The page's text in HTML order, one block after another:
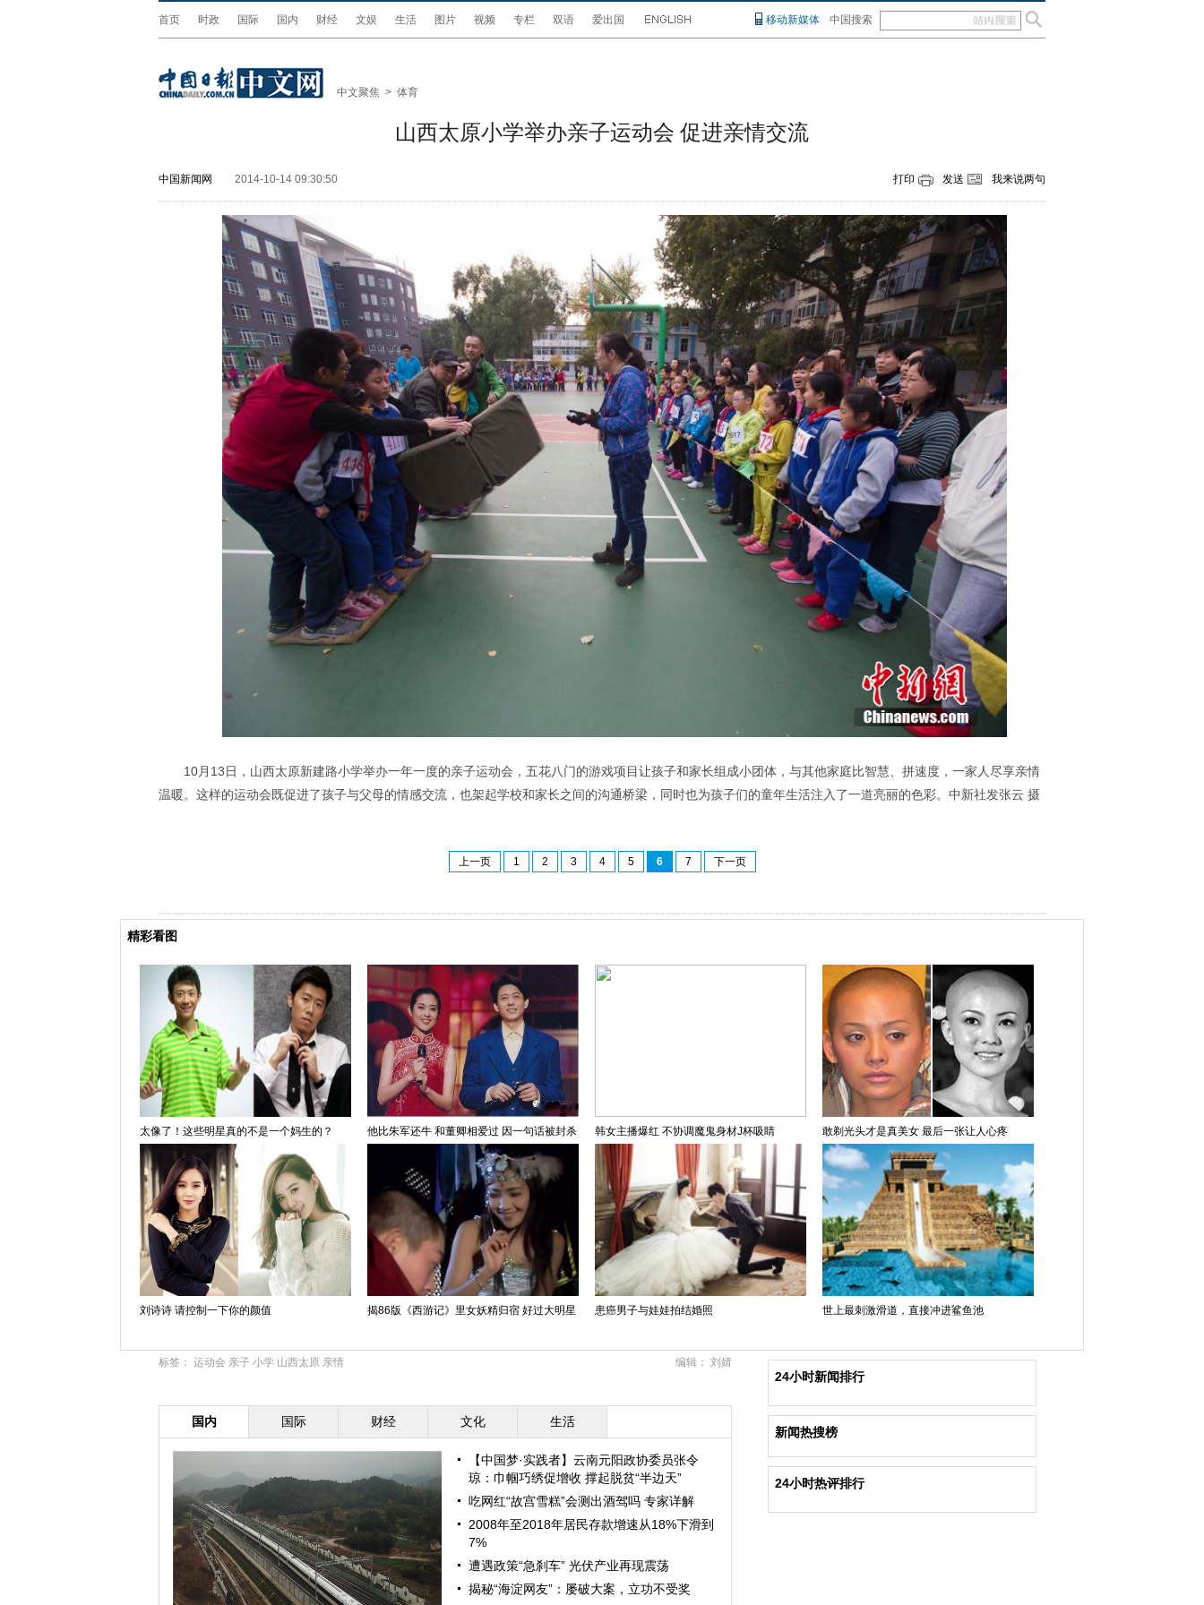
首页 时政 国际 国内 财经 文娱 生活 图片 视频 专栏 双语 爱出国 移动新媒体 中国搜索
中文聚焦 > 体育
山西太原小学举办亲子运动会 促进亲情交流
中国新闻网 2014-10-14 09:30:50 打印 发送 我来说两句
10月13日，山西太原新建路小学举办一年一度的亲子运动会，五花八门的游戏项目让孩子和家长组成小团体，与其他家庭比智慧、拼速度，一家人尽享亲情
温暖。这样的运动会既促进了孩子与父母的情感交流，也架起学校和家长之间的沟通桥梁，同时也为孩子们的童年生活注入了一道亮丽的色彩。中新社发张云 摄
上一页 1 2 3 4 5 6 7 下一页
精彩看图
太像了！这些明星真的不是一个妈生的？ 他比朱军还牛 和董卿相爱过 因一句话被封杀 韩女主播爆红 不协调魔鬼身材J杯吸睛 敢剃光头才是真美女 最后一张让人心疼
刘诗诗 请控制一下你的颜值 揭86版《西游记》里女妖精归宿 好过大明星 患癌男子与娃娃拍结婚照 世上最刺激滑道，直接冲进鲨鱼池
编辑： 刘婧
标签： 运动会 亲子 小学 山西太原 亲情
国内 国际 财经 文化 生活
【中国梦·实践者】云南元阳政协委员张令
琼：巾帼巧绣促增收 撑起脱贫“半边天”
吃网红“故宫雪糕”会测出酒驾吗 专家详解
2008年至2018年居民存款增速从18%下滑到
7%
遭遇政策“急刹车” 光伏产业再现震荡
揭秘“海淀网友”：屡破大案，立功不受奖
24小时新闻排行
新闻热搜榜
24小时热评排行